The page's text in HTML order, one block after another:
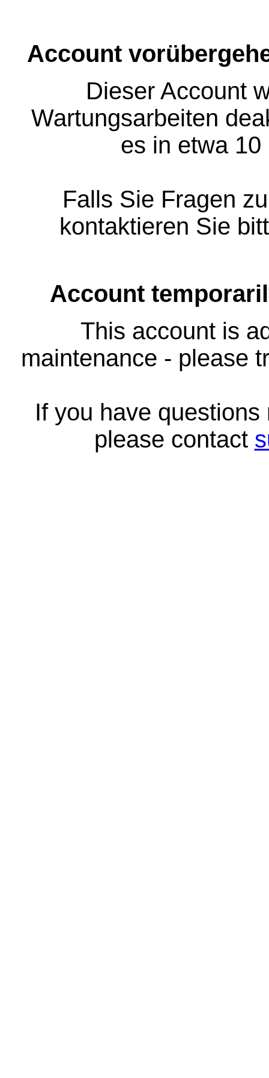
Account
Dieser Account
Wartungsarbeiten
es in etwa
Falls Sie Fragen
kontaktieren Sie
Account
This account is
maintenance - please
If you have
please contact